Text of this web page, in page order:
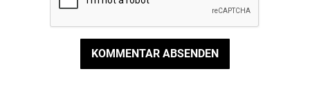
KOMMENTAR ABSENDEN